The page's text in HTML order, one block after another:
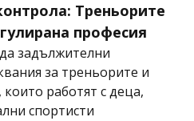
Треньорите
професия
задължителни
за треньорите и
работят с деца,
спортисти